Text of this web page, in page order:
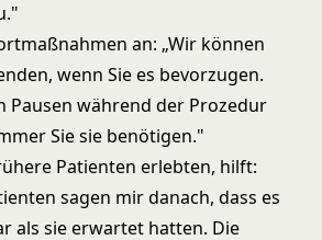
an: „Wir können
wenn Sie es bevorzugen.
Pausen während der Prozedur
Sie sie benötigen."
Patienten erlebten, hilft:
sagen mir danach, dass es
als sie erwartet hatten. Die